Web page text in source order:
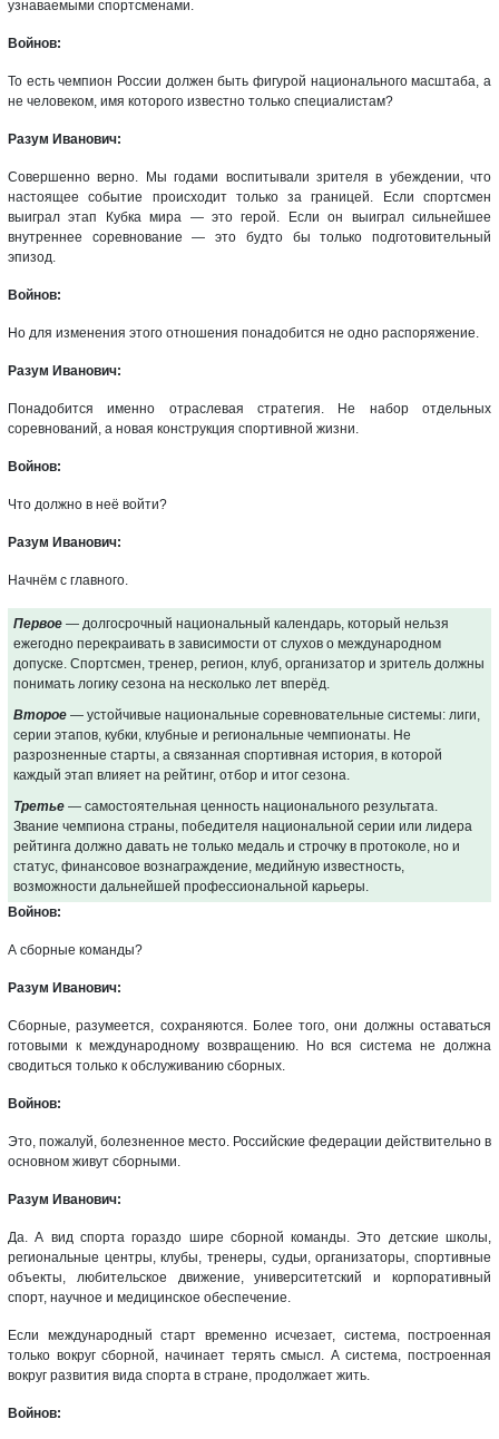
узнаваемыми спортсменами.
Войнов:
То есть чемпион России должен быть фигурой национального масштаба, а
не человеком, имя которого известно только специалистам?
Разум Иванович:
Совершенно верно. Мы годами воспитывали зрителя в убеждении, что
настоящее событие происходит только за границей. Если спортсмен
выиграл этап Кубка мира — это герой. Если он выиграл сильнейшее
внутреннее соревнование — это будто бы только подготовительный
эпизод.
Войнов:
Но для изменения этого отношения понадобится не одно распоряжение.
Разум Иванович:
Понадобится именно отраслевая стратегия. Не набор отдельных
соревнований, а новая конструкция спортивной жизни.
Войнов:
Что должно в неё войти?
Разум Иванович:
Начнём с главного.
Первое — долгосрочный национальный календарь, который нельзя
ежегодно перекраивать в зависимости от слухов о международном
допуске. Спортсмен, тренер, регион, клуб, организатор и зритель должны
понимать логику сезона на несколько лет вперёд.
Второе — устойчивые национальные соревновательные системы: лиги,
серии этапов, кубки, клубные и региональные чемпионаты. Не
разрозненные старты, а связанная спортивная история, в которой
каждый этап влияет на рейтинг, отбор и итог сезона.
Третье — самостоятельная ценность национального результата.
Звание чемпиона страны, победителя национальной серии или лидера
рейтинга должно давать не только медаль и строчку в протоколе, но и
статус, финансовое вознаграждение, медийную известность,
возможности дальнейшей профессиональной карьеры.
Войнов:
А сборные команды?
Разум Иванович:
Сборные, разумеется, сохраняются. Более того, они должны оставаться
готовыми к международному возвращению. Но вся система не должна
сводиться только к обслуживанию сборных.
Войнов:
Это, пожалуй, болезненное место. Российские федерации действительно в
основном живут сборными.
Разум Иванович:
Да. А вид спорта гораздо шире сборной команды. Это детские школы,
региональные центры, клубы, тренеры, судьи, организаторы, спортивные
объекты, любительское движение, университетский и корпоративный
спорт, научное и медицинское обеспечение.
Если международный старт временно исчезает, система, построенная
только вокруг сборной, начинает терять смысл. А система, построенная
вокруг развития вида спорта в стране, продолжает жить.
Войнов: